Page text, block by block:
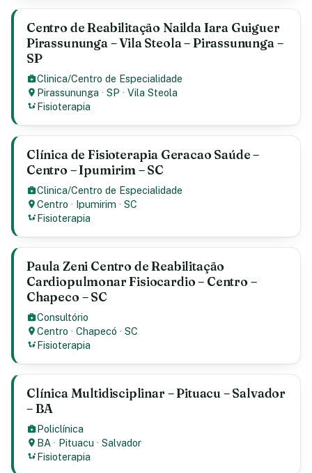
Centro de Reabilitação Nailda Iara Guiguer
Pirassununga – Vila Steola – Pirassununga –
SP
Clinica/Centro de Especialidade
Pirassununga ·SP ·Vila Steola
Fisioterapia
Clínica de Fisioterapia Geracao Saúde –
Centro – Ipumirim – SC
Clinica/Centro de Especialidade
Centro · Ipumirim ·SC
Fisioterapia
Paula Zeni Centro de Reabilitação
Cardiopulmonar Fisiocardio – Centro –
Chapeco – SC
Consultório
Centro ·Chapecó ·SC
Fisioterapia
Clínica Multidisciplinar – Pituacu – Salvador
– BA
Policlínica
BA · Pituacu ·Salvador
Fisioterapia